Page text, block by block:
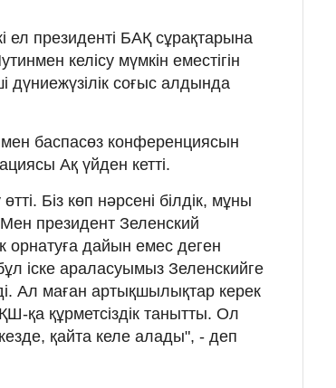
ел президенті БАҚ сұрақтарына
келісу мүмкін еместігін
дүниежүзілік соғыс алдында
баспасөз конференциясын
Ақ үйден кетті.
Біз көп нәрсені білдік, мұны
президент Зеленский
орнатуға дайын емес деген
іске араласуымыз Зеленскийге
Ал маған артықшылықтар керек
қа құрметсіздік танытты. Ол
қайта келе алады", - деп